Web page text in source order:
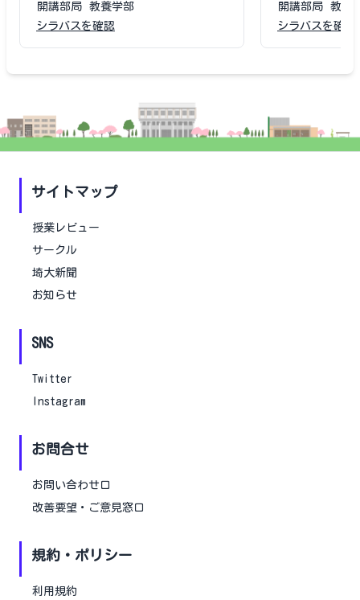
開講部局
教養学部
シラバスを確認
開講部局
教養
シラバスを確認
サイトマップ
授業レビュー
サークル
埼大新聞
お知らせ
SNS
Twitter
Instagram
お問合せ
お問い合わせ口
改善要望・ご意見窓口
規約・ポリシー
利用規約